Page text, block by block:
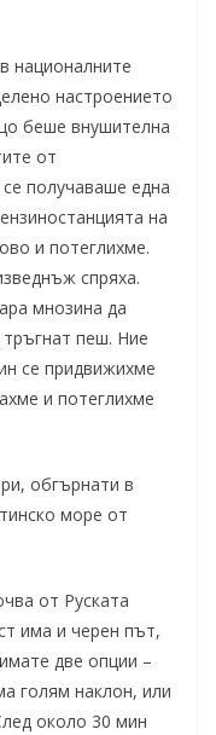
националните
настроението
беше внушителна
от
се получаваше една
на
и потеглихме.
спряха.
мнозина да
пеш. Ние
се придвижихме
и потеглихме
обгърнати в
море от
от Руската
има и черен път,
две опции –
голям наклон, или
около 30 мин